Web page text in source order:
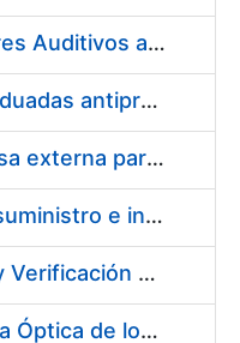
Suministro de Protectores Auditivos a medida para las personas trabajadoras de los Centros de Trabajo de Madrid y Burgos
Suministro de gafas graduadas antiproyecciones para los trabajadores de la FNMT-RCM en los centros de trabajo de Madrid y Burgos
Servicios de una empresa externa para el asesoramiento y resolución de los recursos de alzada que se presentan relacionados con procesos de selección para la FNMT-RCM
Acuerdo marco para el suministro e instalación de persianas, estores y otros complementos
Servicio de Calibración y Verificación Externa de los Equipos de Medición del Servicio de Prevención de la FNMT-RCM
Conexión mediante Fibra Óptica de los Centros de Proceso de Datos (CPDs) de las sedes de la FNMT-RCM de Burgos y Madrid